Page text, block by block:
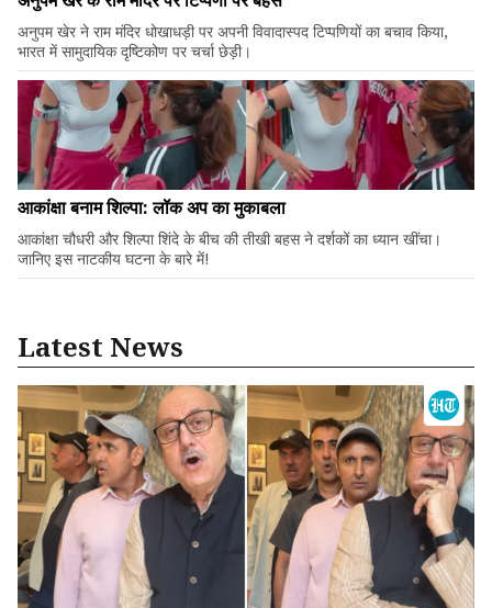
अनुपम खेर ने राम मंदिर धोखाधड़ी पर अपनी विवादास्पद टिप्पणियों का बचाव किया,
भारत में सामुदायिक दृष्टिकोण पर चर्चा छेड़ी।
आकांक्षा बनाम शिल्पा: लॉक अप का मुकाबला
आकांक्षा चौधरी और शिल्पा शिंदे के बीच की तीखी बहस ने दर्शकों का ध्यान खींचा।
जानिए इस नाटकीय घटना के बारे में!
Latest News